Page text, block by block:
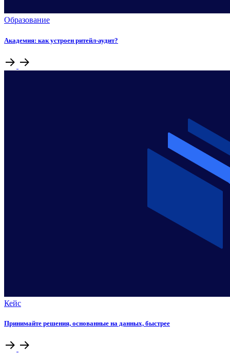
Образование
Академия: как устроен ритейл-аудит?
Кейс
Принимайте решения, основанные на данных, быстрее